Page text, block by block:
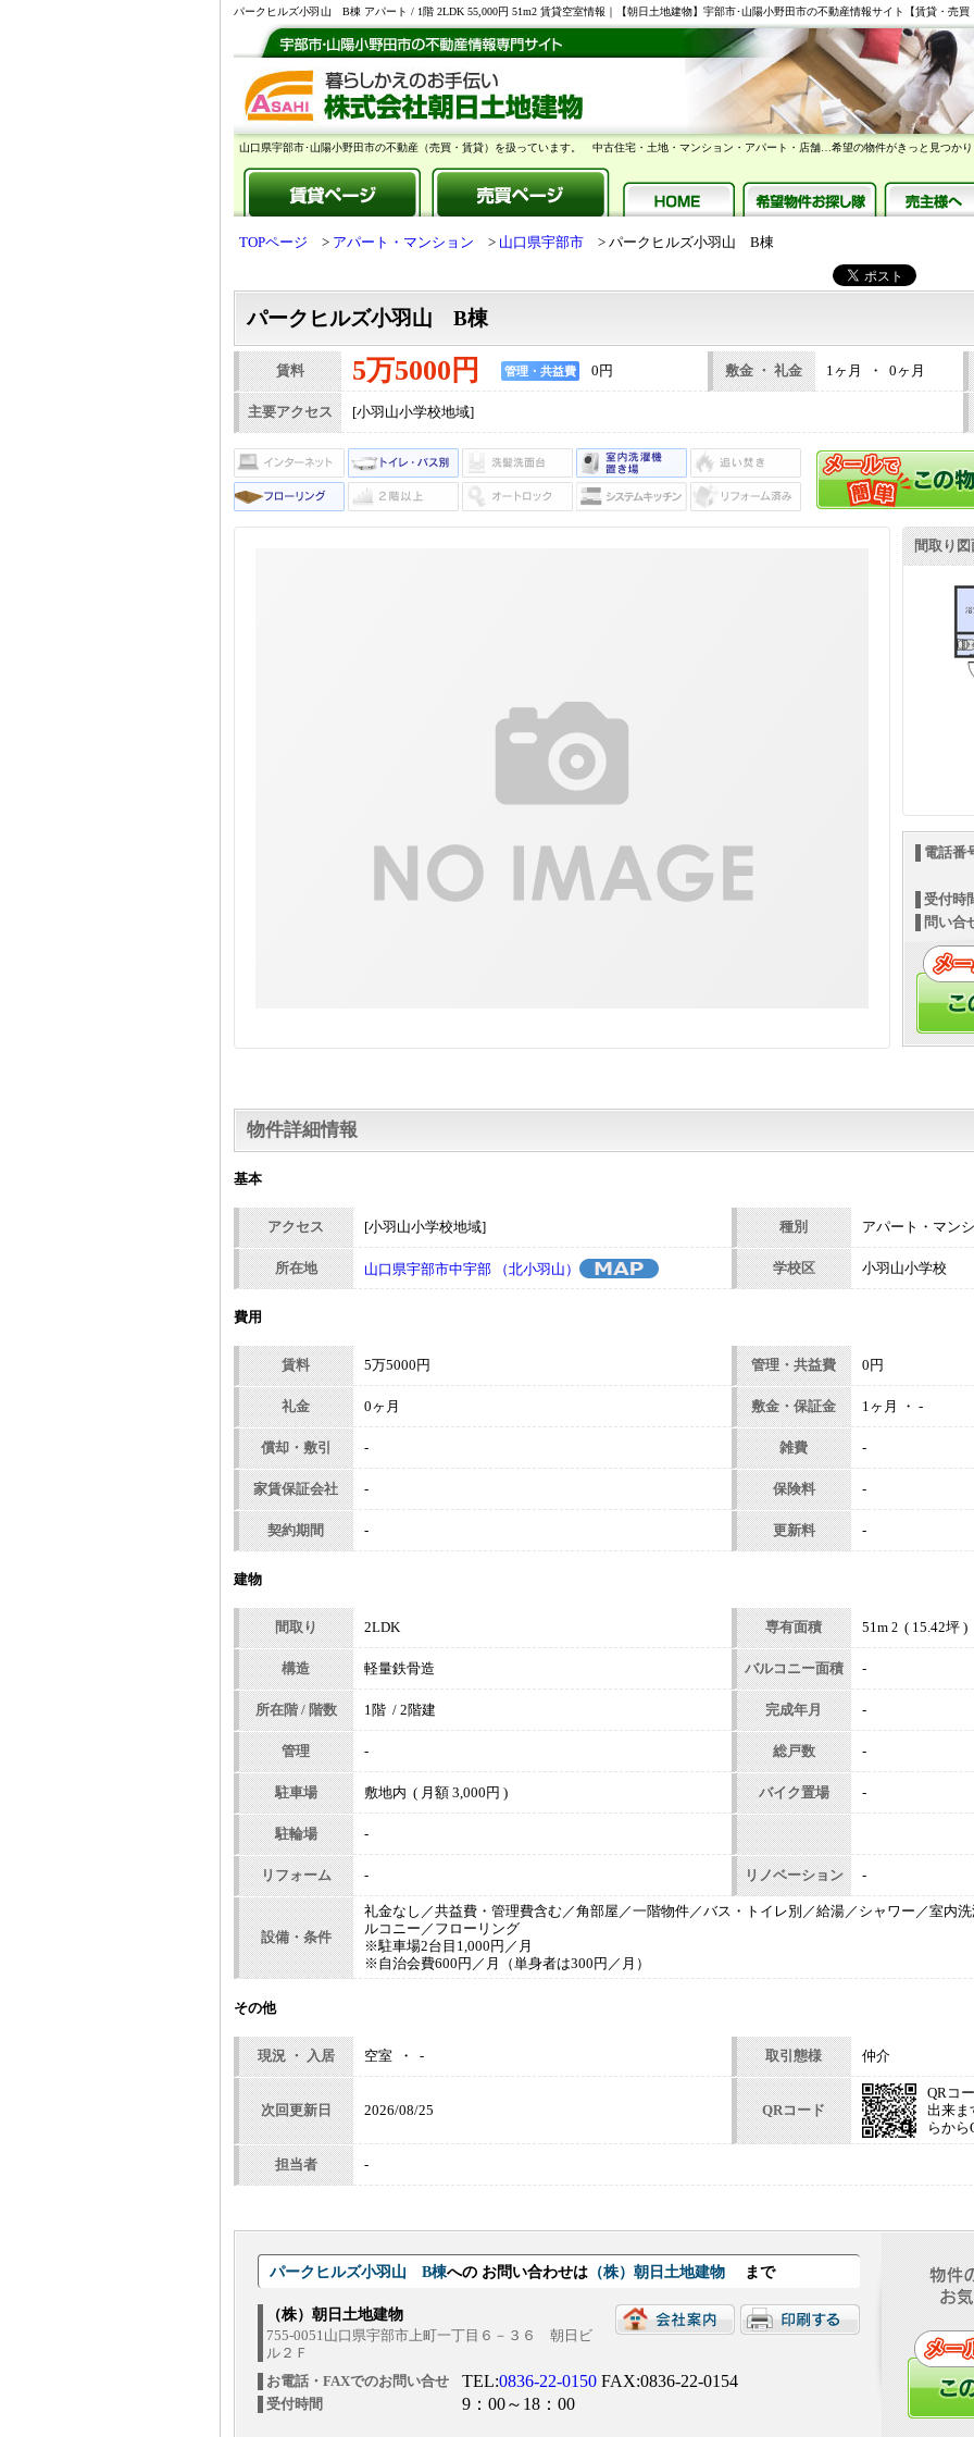
パークヒルズ小羽山 B棟 アパート / 1階 2LDK 55,000円 51m2 賃貸空室情報｜【朝日土地建物】宇部市･山陽小野田市の不動産情報サイト【賃貸・売買
山口県宇部市･山陽小野田市の不動産（売買・賃貸）を扱っています。 中古住宅・土地・マンション・アパート・店舗…希望の物件がきっと見つか
TOPページ アパート・マンション 山口県宇部市 パークヒルズ小羽山 B棟
パークヒルズ小羽山 B棟
賃料 5万5000円 管理・共益費 0円 敷金 ・ 礼金 1ヶ月 ・ 0ヶ月
主要アクセス [小羽山小学校地域]
間取り図
電話番
受付時
問い合
物件詳細情報
基本
アクセス [小羽山小学校地域] 種別 アパート・マン
所在地 山口県宇部市中宇部 （北小羽山） 学校区 小羽山小学校
費用
賃料 5万5000円 管理・共益費 0円
礼金 0ヶ月 敷金・保証金 1ヶ月 ・ -
償却・敷引 - 雑費 -
家賃保証会社 - 保険料 -
契約期間 - 更新料 -
建物
間取り 2LDK 専有面積 51m 2( 15.42坪 )
構造 軽量鉄骨造 バルコニー面積 -
所在階 / 階数 1階 / 2階建 完成年月 -
管理 - 総戸数 -
駐車場 敷地内 ( 月額 3,000円 ) バイク置場 -
駐輪場 -
リフォーム - リノベーション -
設備・条件
礼金なし／共益費・管理費含む／角部屋／一階物件／バス・トイレ別／給湯／シャワー／室内
ルコニー／フローリング
※駐車場2台目1,000円／月
※自治会費600円／月（単身者は300円／月）
その他
現況 ・ 入居 空室 ・ - 取引態様 仲介
次回更新日 2026/08/25 QRコード
QRコ
出来ま
らから
担当者 -
パークヒルズ小羽山 B棟への お問い合わせは（株）朝日土地建物 まで
（株）朝日土地建物
755-0051山口県宇部市上町一丁目６－３６ 朝日ビ
ル２Ｆ
お電話・FAXでのお問い合せ
TEL:0836-22-0150FAX:0836-22-0154
受付時間 9：00～18：00